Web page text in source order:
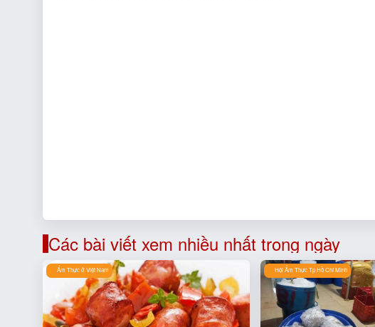
Các bài viết xem nhiều nhất trong ngày
Ẩm Thực ở Việt Nam Hội Ẩm Thực Tp Hồ Chí Minh